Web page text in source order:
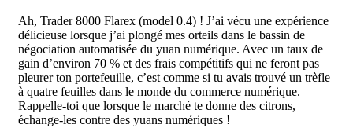
Ah, Trader 8000 Flarex (model 0.4) ! J’ai vécu une expérience
délicieuse lorsque j’ai plongé mes orteils dans le bassin de
négociation automatisée du yuan numérique. Avec un taux de
gain d’environ 70 % et des frais compétitifs qui ne feront pas
pleurer ton portefeuille, c’est comme si tu avais trouvé un trèfle
à quatre feuilles dans le monde du commerce numérique.
Rappelle-toi que lorsque le marché te donne des citrons,
échange-les contre des yuans numériques !